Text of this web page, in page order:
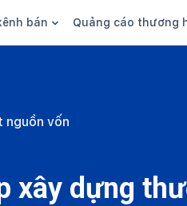
bán
social
Quảng cáo thương
Thương hiệu/Brand
nguồn vốn
xây dựng